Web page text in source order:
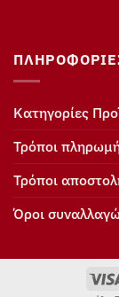
Κατηγορίες
Τρόποι
Τρόποι
Όροι